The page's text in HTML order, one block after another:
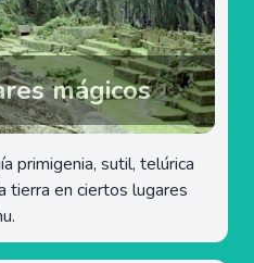
mágicos
primigenia, sutil, telúrica
tierra en ciertos lugares